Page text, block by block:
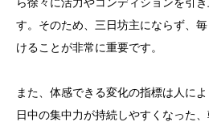
す。そのため、三日坊主にならず、
けることが非常に重要です。
また、体感できる変化の指標は人に
日中の集中力が持続しやすくなった